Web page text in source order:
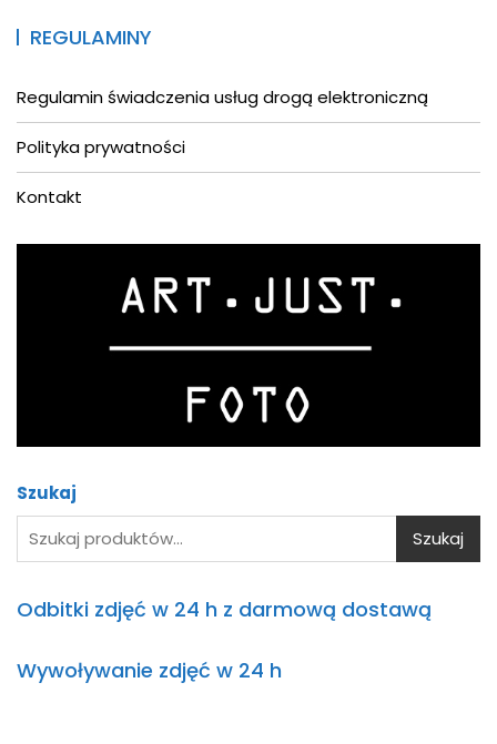
REGULAMINY
Regulamin świadczenia usług drogą elektroniczną
Polityka prywatności
Kontakt
Szukaj
Szukaj
Odbitki zdjęć w 24 h z darmową dostawą
Wywoływanie zdjęć w 24 h
Online
mogę Ci pomóc?